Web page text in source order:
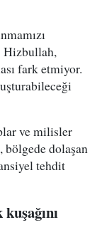
Hizbullah,
fark etmiyor.
ve milisler
dolaşan
tehdit